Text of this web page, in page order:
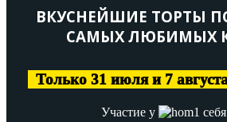
ВКУСНЕЙШИЕ ТОРТЫ
САМЫХ ЛЮБИМЫХ
Только 31 июля и 7
Участие у